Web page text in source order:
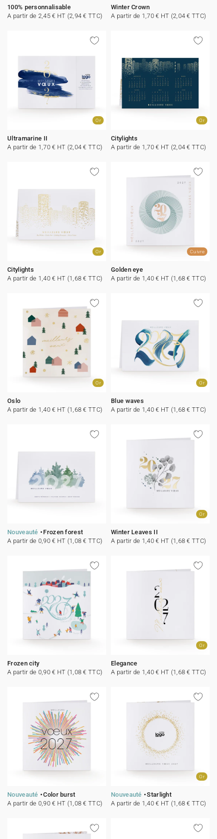
100% personnalisable
A partir de 2,45 € HT (2,94 € TTC)
Winter Crown
A partir de 1,70 € HT (2,04 € TTC)
Or
Ultramarine II
A partir de 1,70 € HT (2,04 € TTC)
Or
Citylights
A partir de 1,70 € HT (2,04 € TTC)
Or
Citylights
A partir de 1,40 € HT (1,68 € TTC)
Cuivre
Golden eye
A partir de 1,40 € HT (1,68 € TTC)
Or
Oslo
A partir de 1,40 € HT (1,68 € TTC)
Or
Blue waves
A partir de 1,40 € HT (1,68 € TTC)
Nouveauté
Frozen forest
A partir de 0,90 € HT (1,08 € TTC)
Or
Winter Leaves II
A partir de 1,40 € HT (1,68 € TTC)
Frozen city
A partir de 0,90 € HT (1,08 € TTC)
Or
Elegance
A partir de 1,40 € HT (1,68 € TTC)
Nouveauté
Color burst
A partir de 0,90 € HT (1,08 € TTC)
Or
Nouveauté
Starlight
A partir de 1,40 € HT (1,68 € TTC)